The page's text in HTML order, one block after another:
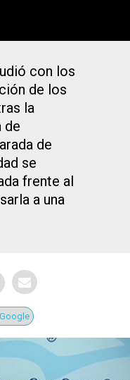
con los
de los
la
de
de
se
frente al
a una